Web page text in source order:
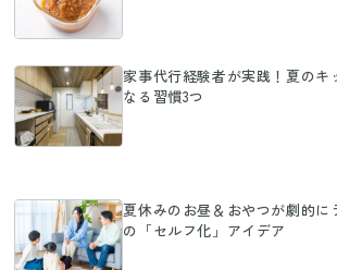
家事代行経験者が実践！夏のキ
なる習慣3つ
夏休みのお昼＆おやつが劇的に
の「セルフ化」アイデア